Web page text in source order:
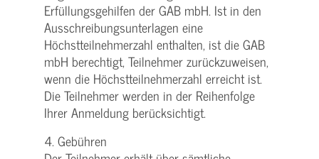
Erfüllungsgehilfen der GAB mbH. Ist in den
Ausschreibungsunterlagen eine
Höchstteilnehmerzahl enthalten, ist die GAB
mbH berechtigt, Teilnehmer zurückzuweisen,
wenn die Höchstteilnehmerzahl erreicht ist.
Die Teilnehmer werden in der Reihenfolge
Ihrer Anmeldung berücksichtigt.
4. Gebühren